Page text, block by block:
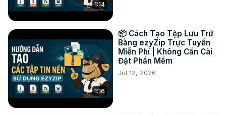
1:14
1:16
📦 Cách Tạo Tệp Lưu Trữ
Bằng ezyZip Trực Tuyến
Miễn Phí | Không Cần Cài
Đặt Phần Mềm
Jul 12, 2026